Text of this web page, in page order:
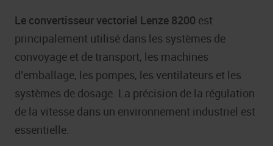
Le convertisseur vectoriel Lenze 8200 est
principalement utilisé dans les systèmes de
convoyage et de transport, les machines
d’emballage, les pompes, les ventilateurs et les
systèmes de dosage. La précision de la régulation
de la vitesse dans un environnement industriel est
essentielle.